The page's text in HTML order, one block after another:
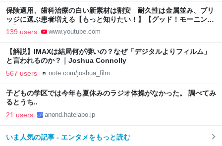
保険適用、歯科治療の白い新素材は割安 耐久性は金属並み、ブリ
ッジに選ぶ患者増える【もっと知りたい！】【グッド！モーニン
グ】(2026年8月3日)
139 users www.youtube.com
【解説】IMAXは結局何が凄いの？なぜ「デジタルよりフィルム」
と言われるのか？｜Joshua Connolly
567 users note.com/joshua_film
子どもの学区では今年も夏休みのラジオ体操がなかった。 調べてみ
るとうち..
21 users anond.hatelabo.jp
いま人気の記事 - エンタメをもっと読む